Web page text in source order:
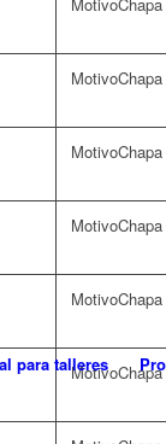
para talleres